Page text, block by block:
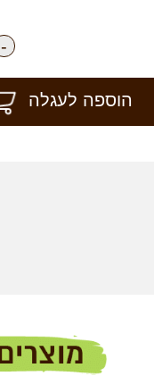
-
הוספה לעגלה